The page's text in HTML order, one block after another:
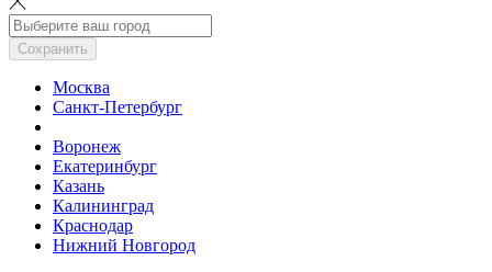
Сохранить
Москва
Санкт-Петербург
Воронеж
Екатеринбург
Казань
Калининград
Краснодар
Нижний Новгород